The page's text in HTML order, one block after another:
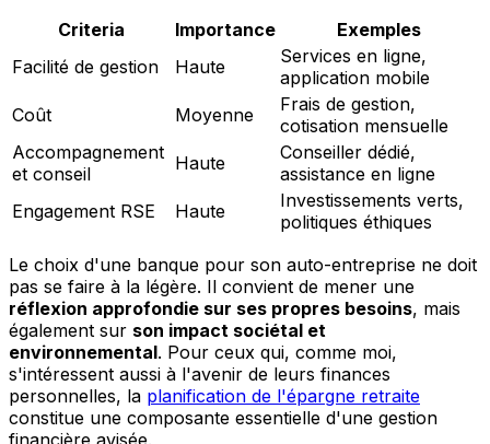
Criteria
Importance
Exemples
Facilité de gestion
Haute
Services en ligne,
application mobile
Coût
Moyenne
Frais de gestion,
cotisation mensuelle
Accompagnement
et conseil
Haute
Conseiller dédié,
assistance en ligne
Engagement RSE
Haute
Investissements verts,
politiques éthiques
Le choix d'une banque pour son auto-entreprise ne doit
pas se faire à la légère. Il convient de mener une
réflexion approfondie sur ses propres besoins, mais
également sur son impact sociétal et
environnemental. Pour ceux qui, comme moi,
s'intéressent aussi à l'avenir de leurs finances
personnelles, la planification de l'épargne retraite
constitue une composante essentielle d'une gestion